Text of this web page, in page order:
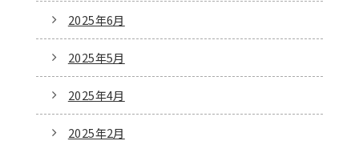
2025年6月
2025年5月
2025年4月
2025年2月